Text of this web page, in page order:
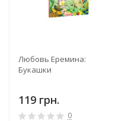
Любовь Еремина:
Букашки
119 грн.
0